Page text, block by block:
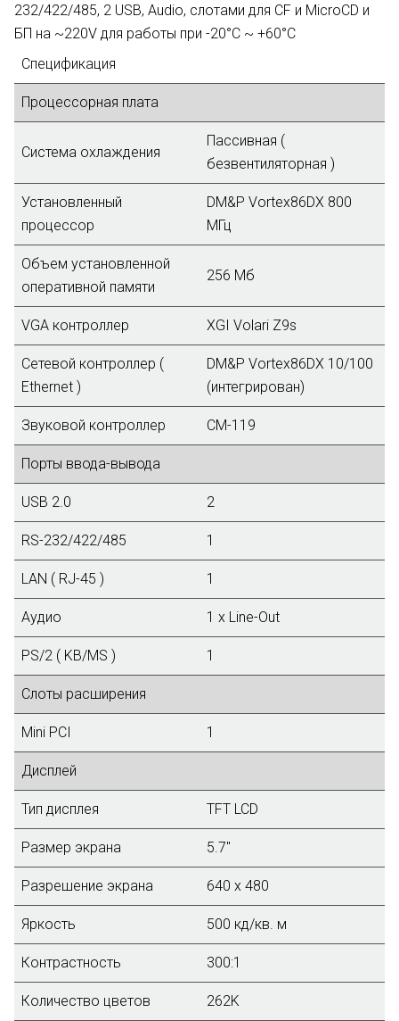
232/422/485, 2 USB, Audio, слотами для CF и MicroCD и
БП на ~220V для работы при -20°C ~ +60°C
Спецификация
Процессорная плата
Система охлаждения
Пассивная (
безвентиляторная )
Установленный
процессор
DM&P Vortex86DX 800
МГц
Объем установленной
оперативной памяти
256 Мб
VGA контроллер XGI Volari Z9s
Сетевой контроллер (
Ethernet )
DM&P Vortex86DX 10/100
(интегрирован)
Звуковой контроллер CM-119
Порты ввода-вывода
USB 2.0 2
RS-232/422/485 1
LAN ( RJ-45 ) 1
Аудио 1 х Line-Out
PS/2 ( KB/MS ) 1
Слоты расширения
Mini PCI 1
Дисплей
Тип дисплея TFT LCD
Размер экрана 5.7"
Разрешение экрана 640 x 480
Яркость 500 кд/кв. м
Контрастность 300:1
Количество цветов 262K